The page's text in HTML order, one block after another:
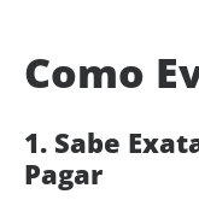
Como
1. Sabe
Pagar